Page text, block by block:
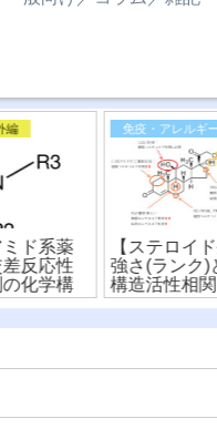
免疫・アレルギー系
【ステロイド外用薬の
強さ(ランク)と構造式
構造活性相関で比較！